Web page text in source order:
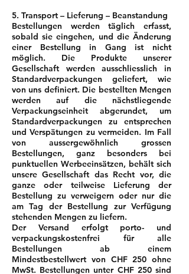
5. Transport – Lieferung – Beanstandung
Bestellungen werden täglich erfasst,
sobald sie eingehen, und die Änderung
einer Bestellung in Gang ist nicht
möglich. Die Produkte unserer
Gesellschaft werden ausschliesslich in
Standardverpackungen geliefert, wie
von uns definiert. Die bestellten Mengen
werden auf die nächstliegende
Verpackungseinheit abgerundet, um
Standardverpackungen zu entsprechen
und Verspätungen zu vermeiden. Im Fall
von aussergewöhnlich grossen
Bestellungen, ganz besonders bei
punktuellen Werbeeinsätzen, behält sich
unsere Gesellschaft das Recht vor, die
ganze oder teilweise Lieferung der
Bestellung zu verweigern oder nur die
am Tag der Bestellung zur Verfügung
stehenden Mengen zu liefern.
Der Versand erfolgt porto- und
verpackungskostenfrei für alle
Bestellungen ab einem
Mindestbestellwert von CHF 250 ohne
MwSt. Bestellungen unter CHF 250 sind